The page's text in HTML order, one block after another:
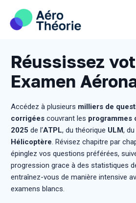
content
Réussissez
Examen
Accédez à plusieurs milliers de
corrigées couvrant les programmes
2025 de l’ATPL, du théorique ULM, du
Hélicoptère. Révisez chapitre par
épinglez vos questions préférées,
progression grace à des statistiques
entraînez-vous de manière intensive
examens blancs.